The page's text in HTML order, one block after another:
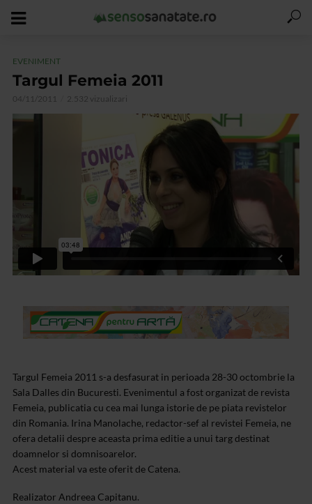
EVENIMENT
Targul Femeia 2011
04/11/2011 2.532 vizualizari
Targul Femeia 2011 s-a desfasurat in perioada 28-30 octombrie la
Sala Dalles din Bucuresti. Evenimentul a fost organizat de revista
Femeia, publicatia cu cea mai lunga istorie de pe piata revistelor
din Romania. Irina Manolache, redactor-sef al revistei Femeia, ne
ofera detalii despre aceasta prima editie a unui targ destinat
doamnelor si domnisoarelor.
Acest material va este oferit de Catena.
Realizator Andreea Capitanu.